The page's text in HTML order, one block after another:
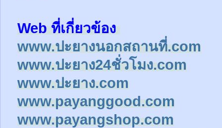
Web ที่เกี่ยวข้อง
www.ปะยางนอกสถานที่.com
www.ปะยาง24ชั่วโมง.com
www.ปะยาง.com
www.payanggood.com
www.payangshop.com